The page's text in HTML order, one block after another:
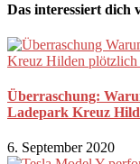
Das interessiert dich
Überraschung:
Ladepark Kreuz
6. September 2020